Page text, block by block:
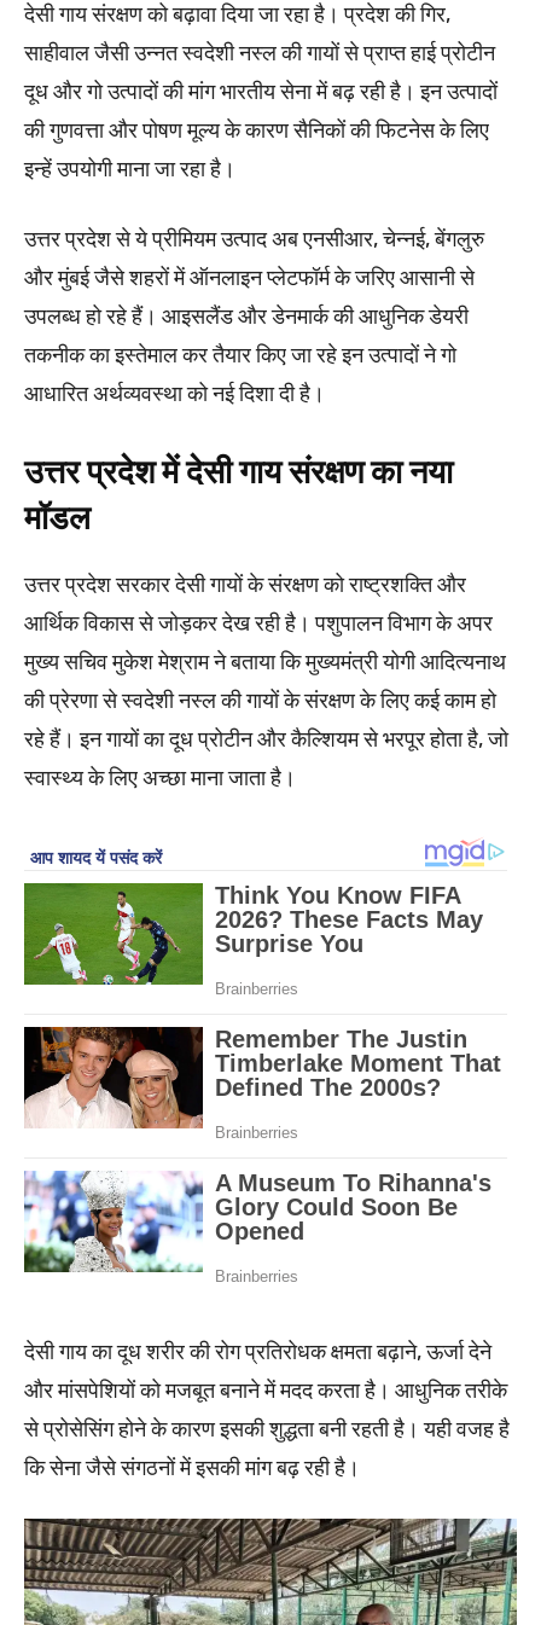
देसी गाय संरक्षण को बढ़ावा दिया जा रहा है। प्रदेश की गिर,
साहीवाल जैसी उन्नत स्वदेशी नस्ल की गायों से प्राप्त हाई प्रोटीन
दूध और गो उत्पादों की मांग भारतीय सेना में बढ़ रही है। इन उत्पादों
की गुणवत्ता और पोषण मूल्य के कारण सैनिकों की फिटनेस के लिए
इन्हें उपयोगी माना जा रहा है।
उत्तर प्रदेश से ये प्रीमियम उत्पाद अब एनसीआर, चेन्नई, बेंगलुरु
और मुंबई जैसे शहरों में ऑनलाइन प्लेटफॉर्म के जरिए आसानी से
उपलब्ध हो रहे हैं। आइसलैंड और डेनमार्क की आधुनिक डेयरी
तकनीक का इस्तेमाल कर तैयार किए जा रहे इन उत्पादों ने गो
आधारित अर्थव्यवस्था को नई दिशा दी है।
उत्तर प्रदेश में देसी गाय संरक्षण का नया
मॉडल
उत्तर प्रदेश सरकार देसी गायों के संरक्षण को राष्ट्रशक्ति और
आर्थिक विकास से जोड़कर देख रही है। पशुपालन विभाग के अपर
मुख्य सचिव मुकेश मेश्राम ने बताया कि मुख्यमंत्री योगी आदित्यनाथ
की प्रेरणा से स्वदेशी नस्ल की गायों के संरक्षण के लिए कई काम हो
रहे हैं। इन गायों का दूध प्रोटीन और कैल्शियम से भरपूर होता है, जो
स्वास्थ्य के लिए अच्छा माना जाता है।
देसी गाय का दूध शरीर की रोग प्रतिरोधक क्षमता बढ़ाने, ऊर्जा देने
और मांसपेशियों को मजबूत बनाने में मदद करता है। आधुनिक तरीके
से प्रोसेसिंग होने के कारण इसकी शुद्धता बनी रहती है। यही वजह है
कि सेना जैसे संगठनों में इसकी मांग बढ़ रही है।